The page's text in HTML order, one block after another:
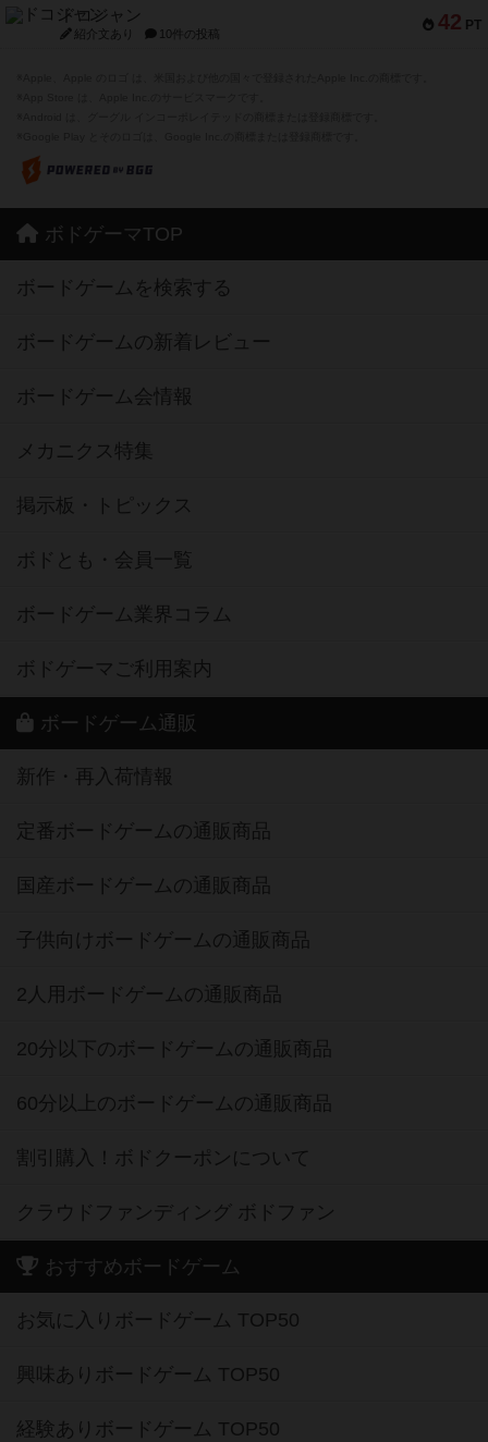
42 PT
ドコジャン
紹介文あり 10件の投稿
ボドゲーマTOP
ボードゲームを検索する
ボードゲームの新着レビュー
ボードゲーム会情報
メカニクス特集
掲示板・トピックス
ボドとも・会員一覧
ボードゲーム業界コラム
ボドゲーマご利用案内
ボードゲーム通販
新作・再入荷情報
定番ボードゲームの通販商品
国産ボードゲームの通販商品
子供向けボードゲームの通販商品
2人用ボードゲームの通販商品
20分以下のボードゲームの通販商品
60分以上のボードゲームの通販商品
割引購入！ボドクーポンについて
クラウドファンディング ボドファン
おすすめボードゲーム
お気に入りボードゲーム TOP50
興味ありボードゲーム TOP50
経験ありボードゲーム TOP50